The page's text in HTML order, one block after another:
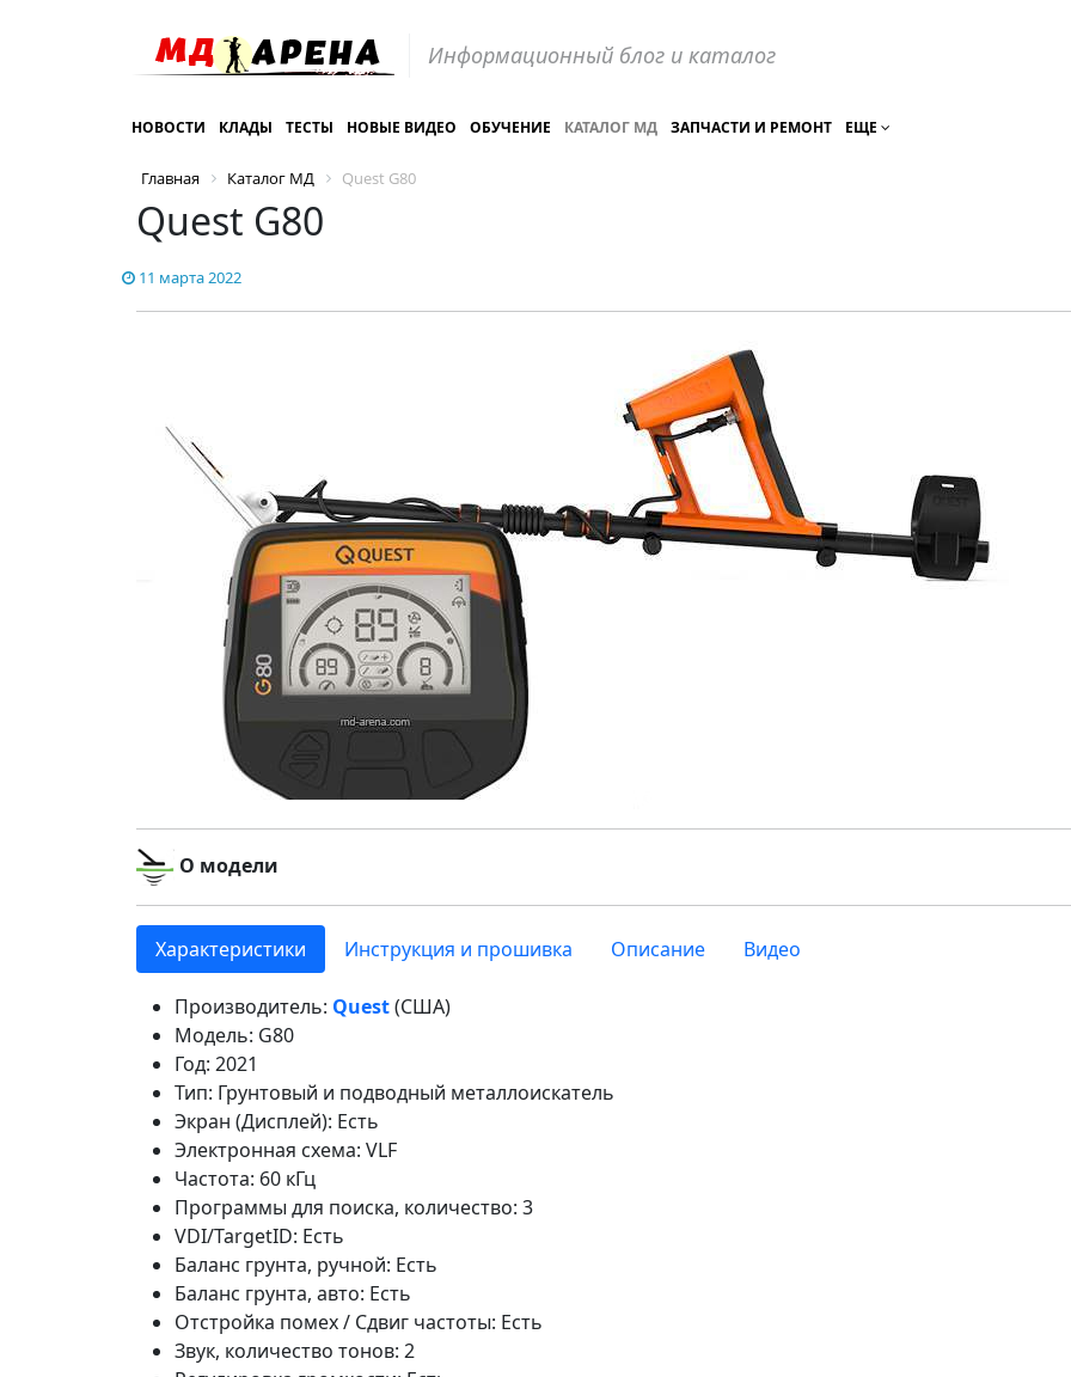
Информационный блог и каталог
НОВОСТИ КЛАДЫ ТЕСТЫ НОВЫЕ ВИДЕО ОБУЧЕНИЕ КАТАЛОГ МД ЗАПЧАСТИ И РЕМОНТ ЕЩЕ
Главная Каталог МД Quest G80
Quest G80
11 марта 2022
О модели
Характеристики Инструкция и прошивка Описание Видео
Производитель: Quest(США)
Модель: G80
Год: 2021
Тип: Грунтовый и подводный металлоискатель
Экран (Дисплей): Есть
Электронная схема: VLF
Частота: 60 кГц
Программы для поиска, количество: 3
VDI/TargetID: Есть
Баланс грунта, ручной: Есть
Баланс грунта, авто: Есть
Отстройка помех / Сдвиг частоты: Есть
Звук, количество тонов: 2